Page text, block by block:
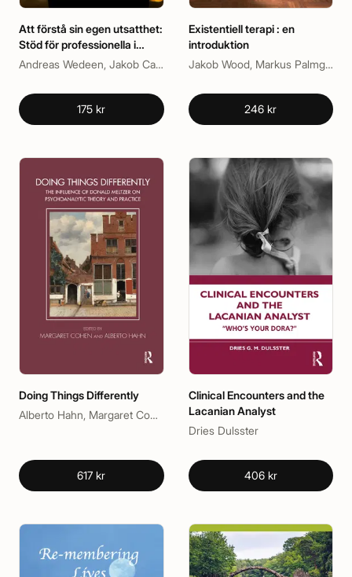
Att förstå sin egen utsatthet:
Stöd för professionella i
människovårdande yrken
Andreas Wedeen, Jakob Carlander
175 kr
Existentiell terapi : en
introduktion
Jakob Wood, Markus Palmgren
246 kr
Doing Things Differently
Alberto Hahn, Margaret Cohen
617 kr
Clinical Encounters and the
Lacanian Analyst
Dries Dulsster
406 kr